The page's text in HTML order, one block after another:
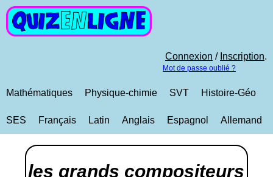
Connexion / Inscription.
Mot de passe oublié ?
Mathématiques Physique-chimie SVT Histoire-Géo
SES Français Latin Anglais Espagnol Allemand
les grands compositeurs